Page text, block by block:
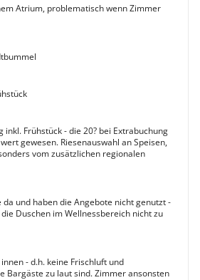
Atrium, problematisch wenn Zimmer
Frühstück - die 20? bei Extrabuchung
gewesen. Riesenauswahl an Speisen,
vom zusätzlichen regionalen
und haben die Angebote nicht genutzt -
Duschen im Wellnessbereich nicht zu
- d.h. keine Frischluft und
Bargäste zu laut sind. Zimmer ansonsten